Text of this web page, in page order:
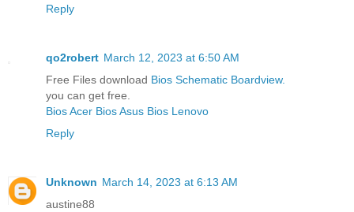
Reply
qo2robert March 12, 2023 at 6:50 AM
Free Files download Bios Schematic Boardview.
you can get free.
Bios Acer Bios Asus Bios Lenovo
Reply
Unknown March 14, 2023 at 6:13 AM
austine88